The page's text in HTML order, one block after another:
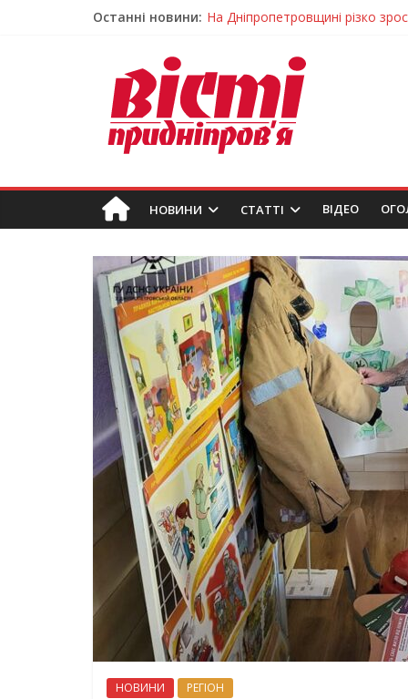
Останні новини: На Дніпропетровщині різко
Світлові рішення майстрів із
На Дніпропетровщині
У Тернівці працюють над
НОВИНИ СТАТТІ ВIДЕО
НОВИНИ РЕГІОН